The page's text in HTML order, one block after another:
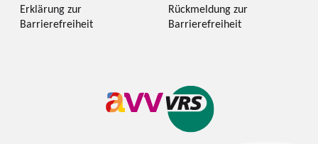
Erklärung zur
Barrierefreiheit
Rückmeldung zur
Barrierefreiheit